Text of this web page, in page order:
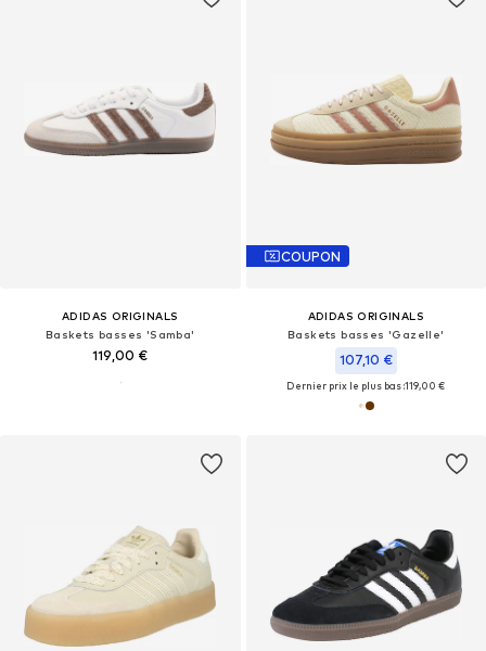
ADIDAS ORIGINALS
Baskets basses 'Samba'
119,00 €
COUPON
ADIDAS ORIGINALS
Baskets basses 'Gazelle'
107,10 €
Dernier prix le plus bas :119,00 €